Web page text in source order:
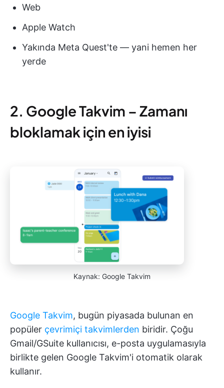
Web
Apple Watch
Yakında Meta Quest'te — yani hemen her
yerde
2. Google Takvim – Zamanı
bloklamak için en iyisi
Kaynak: Google Takvim
Google Takvim, bugün piyasada bulunan en
popüler çevrimiçi takvimlerden biridir. Çoğu
Gmail/GSuite kullanıcısı, e-posta uygulamasıyla
birlikte gelen Google Takvim'i otomatik olarak
kullanır.